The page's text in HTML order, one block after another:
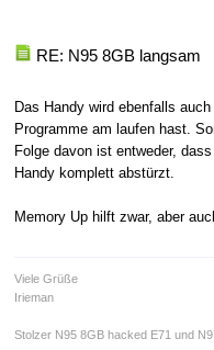
RE: N95 8GB langsam
Das Handy wird ebenfalls
Programme am laufen hast.
Folge davon ist entweder,
Handy komplett abstürzt.
Memory Up hilft zwar, aber
Viele Grüße
Irieman
Stolzer N95 8GB hacked E71 und